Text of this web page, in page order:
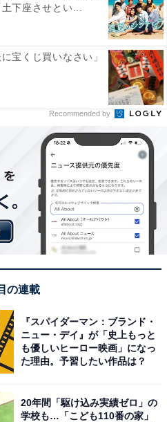
めたドラマ『ネメシス』が
されており、数々の映画作
広瀬さんは女子高校生に聞
ランクインしています。
下座させとい...
宝くじ買いなさい」
Recommended by
の連載
『スパイダーマン：ブランド・
ニュー・デイ』が「史上もっと
も優しいヒーロー映画」になっ
た理由。予習したい作品は？
20年間「駆け込み実績ゼロ」の
学校も…「こども110番の家」